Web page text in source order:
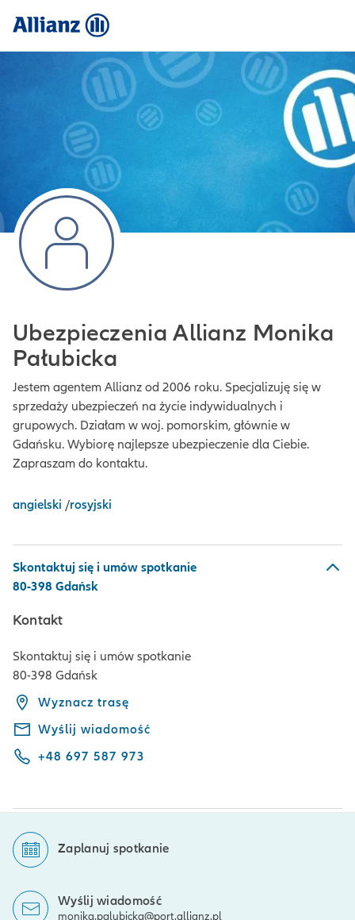
Ubezpieczenia Allianz Monika
Pałubicka
Jestem agentem Allianz od 2006 roku. Specjalizuję się w
sprzedaży ubezpieczeń na życie indywidualnych i
grupowych. Działam w woj. pomorskim, głównie w
Gdańsku. Wybiorę najlepsze ubezpieczenie dla Ciebie.
Zapraszam do kontaktu.
angielski /rosyjski
Skontaktuj się i umów spotkanie
80-398 Gdańsk
Kontakt
Skontaktuj się i umów spotkanie
80-398 Gdańsk
Wyznacz trasę
Wyślij wiadomość
+48 697 587 973
Zaplanuj spotkanie
Wyślij wiadomość
monika.palubicka@port.allianz.pl